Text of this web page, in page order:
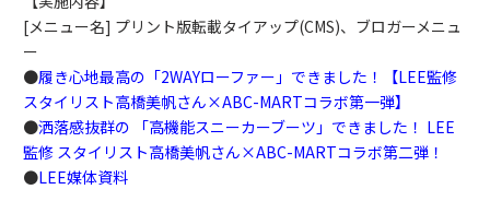
[メニュー名] プリント版転載タイアップ(CMS)、ブロガーメニュ
ー
●履き心地最高の「2WAYローファー」できました！【LEE監修
スタイリスト高橋美帆さん×ABC-MARTコラボ第一弾】
●洒落感抜群の 「高機能スニーカーブーツ」できました！ LEE
監修 スタイリスト高橋美帆さん×ABC-MARTコラボ第二弾！
●LEE媒体資料